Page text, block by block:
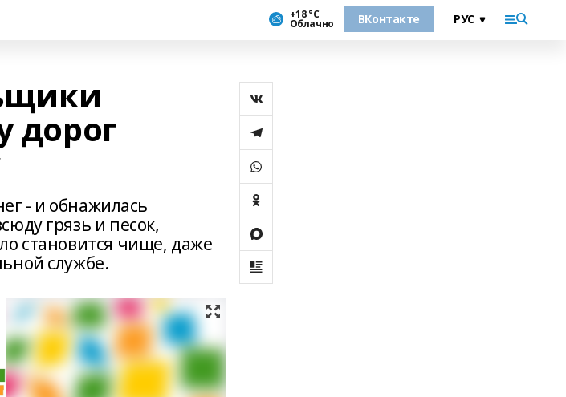
+18 °С
Облачно ВКонтакте
дорог
- и обнажилась
грязь и песок,
становится чище, даже
службе.